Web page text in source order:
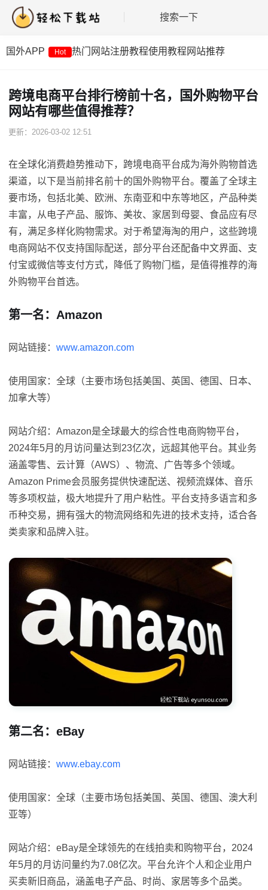
搜索一下
国外APP Hot 热门网站注册教程使用教程 网站推荐
跨境电商平台排行榜前十名，国外购物平台
网站有哪些值得推荐？
更新：2026-03-02 12:51
在全球化消费趋势推动下，跨境电商平台成为海外购物首选
渠道，以下是当前排名前十的国外购物平台。覆盖了全球主
要市场，包括北美、欧洲、东南亚和中东等地区，产品种类
丰富，从电子产品、服饰、美妆、家居到母婴、食品应有尽
有，满足多样化购物需求。对于希望海淘的用户，这些跨境
电商网站不仅支持国际配送，部分平台还配备中文界面、支
付宝或微信等支付方式，降低了购物门槛，是值得推荐的海
外购物平台首选。
第一名：Amazon
网站链接： www.amazon.com
使用国家：全球（主要市场包括美国、英国、德国、日本、
加拿大等）
网站介绍：Amazon是全球最大的综合性电商购物平台，
2024年5月的月访问量达到23亿次，远超其他平台。其业务
涵盖零售、云计算（AWS）、物流、广告等多个领域。
Amazon Prime会员服务提供快速配送、视频流媒体、音乐
等多项权益，极大地提升了用户粘性。平台支持多语言和多
币种交易，拥有强大的物流网络和先进的技术支持，适合各
类卖家和品牌入驻。
第二名：eBay
网站链接： www.ebay.com
使用国家：全球（主要市场包括美国、英国、德国、澳大利
亚等）
网站介绍：eBay是全球领先的在线拍卖和购物平台，2024
年5月的月访问量约为7.08亿次。平台允许个人和企业用户
买卖新旧商品，涵盖电子产品、时尚、家居等多个品类。